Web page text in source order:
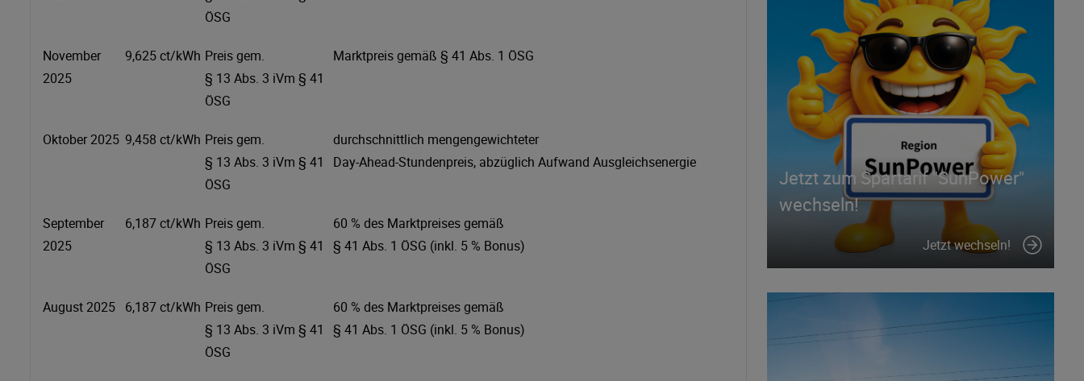
ÖSG
November
2025
9,625 ct/kWh Preis gem.
§ 13 Abs. 3 iVm § 41
ÖSG
Marktpreis gemäß § 41 Abs. 1 ÖSG
Oktober 2025 9,458 ct/kWh Preis gem.
§ 13 Abs. 3 iVm § 41
ÖSG
durchschnittlich mengengewichteter
Day-Ahead-Stundenpreis, abzüglich Aufwand Ausgleichsenergie
September
2025
6,187 ct/kWh Preis gem.
§ 13 Abs. 3 iVm § 41
ÖSG
60 % des Marktpreises gemäß
§ 41 Abs. 1 ÖSG (inkl. 5 % Bonus)
August 2025 6,187 ct/kWh Preis gem.
§ 13 Abs. 3 iVm § 41
ÖSG
60 % des Marktpreises gemäß
§ 41 Abs. 1 ÖSG (inkl. 5 % Bonus)
Jetzt zum Spartarif "SunPower"
wechseln!
Jetzt wechseln!